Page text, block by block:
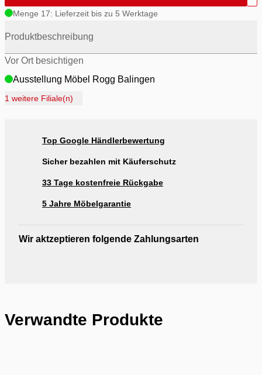
Menge 17: Lieferzeit bis zu 5 Werktage
Produktbeschreibung
Vor Ort besichtigen
Ausstellung Möbel Rogg Balingen
Ausstellung Rogg Discount Balingen
Ausstellung Möbel Rogg Reutlingen
1 weitere Filiale(n)
Top Google Händlerbewertung
Sicher bezahlen mit Käuferschutz
33 Tage kostenfreie Rückgabe
5 Jahre Möbelgarantie
Wir aktzeptieren folgende Zahlungsarten
Verwandte Produkte